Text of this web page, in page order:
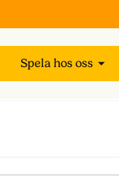
Spela hos oss